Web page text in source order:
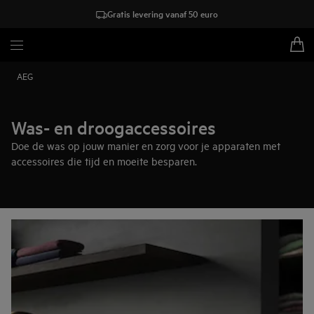
Gratis levering vanaf 50 euro
AEG
Was- en droogaccessoires
Doe de was op jouw manier en zorg voor je apparaten met
accessoires die tijd en moeite besparen.